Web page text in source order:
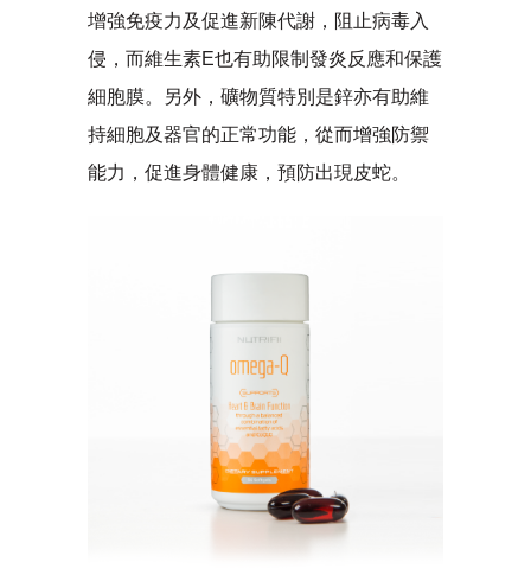
增強免疫力及促進新陳代謝，阻止病毒入
侵，而維生素E也有助限制發炎反應和保護
細胞膜。另外，礦物質特別是鋅亦有助維
持細胞及器官的正常功能，從而增強防禦
能力，促進身體健康，預防出現皮蛇。